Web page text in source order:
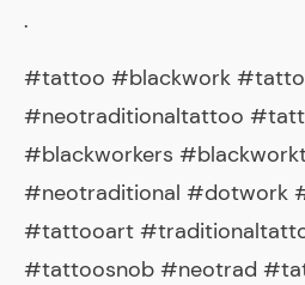
.
#tattoo #blackwork
#neotraditionaltattoo
#blackworkers
#neotraditional #dotwork
#tattooart
#tattoosnob #neotrad